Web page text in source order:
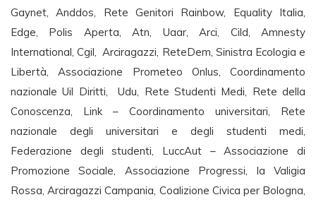
Gaynet, Anddos, Rete Genitori Rainbow, Equality Italia,
Edge, Polis Aperta, Atn, Uaar, Arci, Cild, Amnesty
International, Cgil, Arciragazzi, ReteDem, Sinistra Ecologia e
Libertà, Associazione Prometeo Onlus, Coordinamento
nazionale Uil Diritti, Udu, Rete Studenti Medi, Rete della
Conoscenza, Link – Coordinamento universitari, Rete
nazionale degli universitari e degli studenti medi,
Federazione degli studenti, LuccAut – Associazione di
Promozione Sociale, Associazione Progressi, la Valigia
Rossa, Arciragazzi Campania, Coalizione Civica per Bologna,